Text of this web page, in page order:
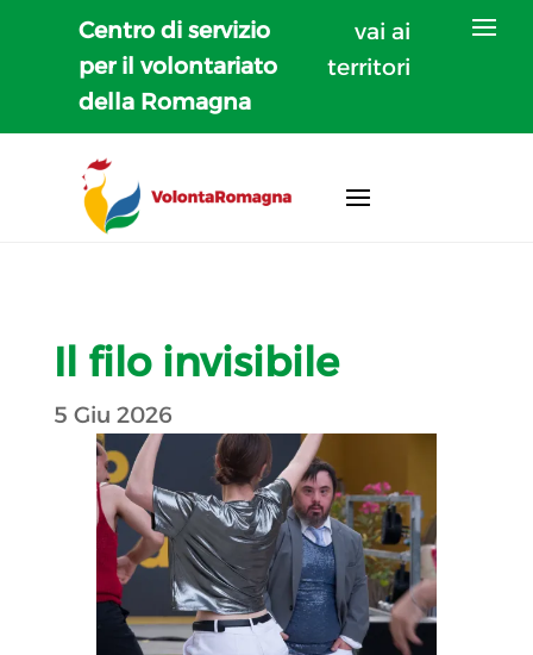
Centro di servizio
per il volontariato
della Romagna
vai ai
territori
Il filo invisibile
5 Giu 2026